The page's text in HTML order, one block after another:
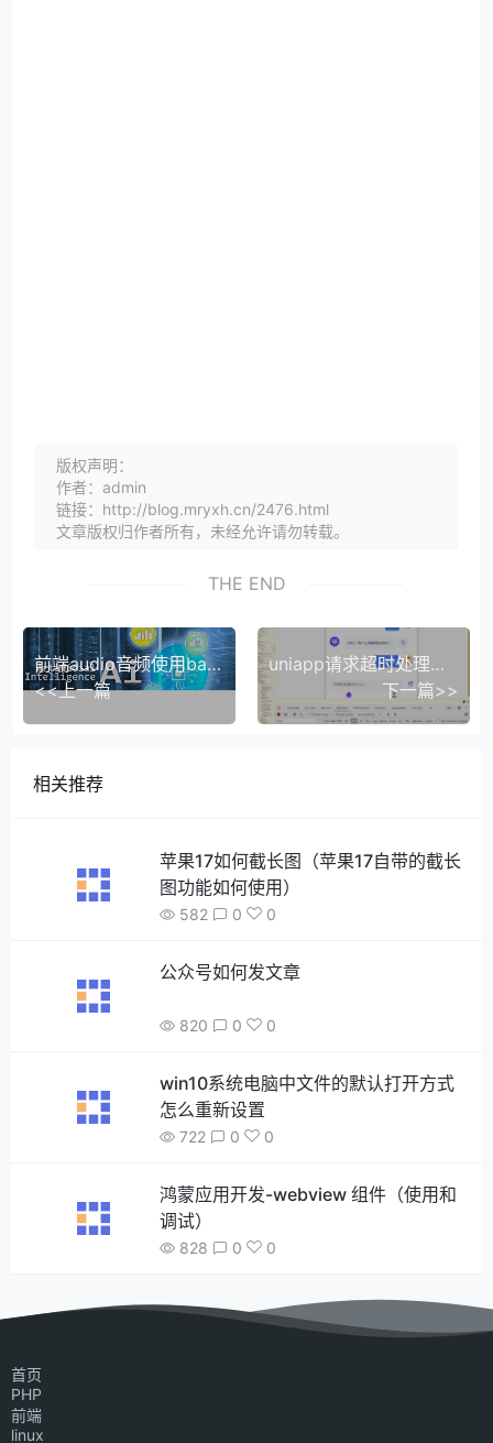
版权声明：
作者：admin
链接：http://blog.mryxh.cn/2476.html
文章版权归作者所有，未经允许请勿转载。
THE END
前端audio音频使用base64编码播放
<<上一篇
uniapp请求超时处理（request请求status状态为canceled）
下一篇>>
相关推荐
苹果17如何截长图（苹果17自带的截长
图功能如何使用）
582 0 0
公众号如何发文章
820 0 0
win10系统电脑中文件的默认打开方式
怎么重新设置
722 0 0
鸿蒙应用开发-webview 组件（使用和
调试）
828 0 0
首页
PHP
前端
linux